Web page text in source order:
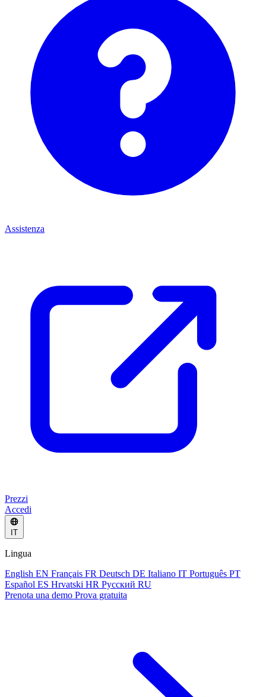
Assistenza
Prezzi
Accedi
IT
Lingua
English EN Français FR Deutsch DE Italiano IT Português PT
Español ES Hrvatski HR Русский RU
Prenota una demo Prova gratuita